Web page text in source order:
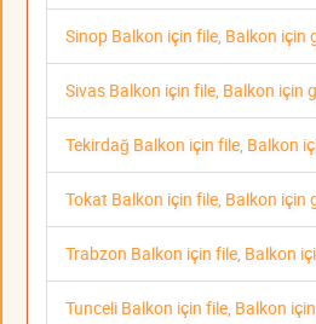
Sinop Balkon için file, Balkon için
Sivas Balkon için file, Balkon için
Tekirdağ Balkon için file, Balkon
Tokat Balkon için file, Balkon için
Trabzon Balkon için file, Balkon
Tunceli Balkon için file, Balkon